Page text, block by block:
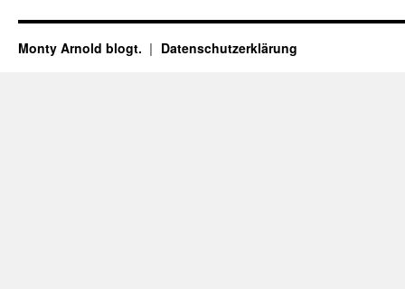
Monty Arnold blogt. Datenschutz­erklärung